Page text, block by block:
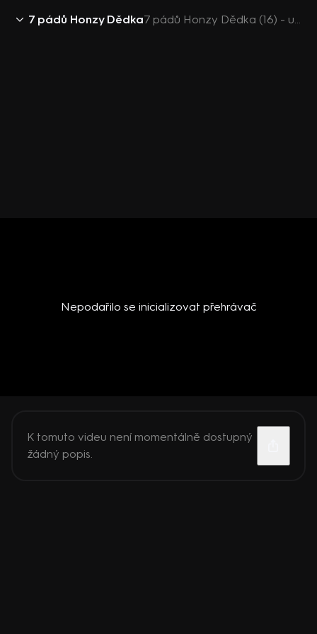
7 pádů Honzy Dědka 7 pádů Honzy Dědka (16) - upoutávka
Nepodařilo se inicializovat přehrávač
K tomuto videu není momentálně dostupný
žádný popis.